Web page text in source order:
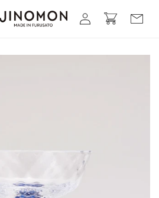
グ
イ
ー